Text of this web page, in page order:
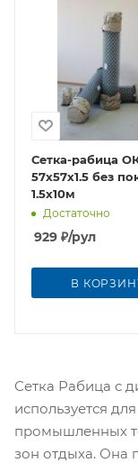
Сетка-рабица
57х57х1.5 без
1.5х10м
Достаточно
929 ₽/рул
В
Сетка Рабица с
используется
промышленных
зон отдыха. Она